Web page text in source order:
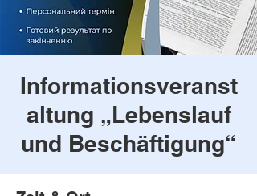
Informationsveranst
altung „Lebenslauf
und Beschäftigung“